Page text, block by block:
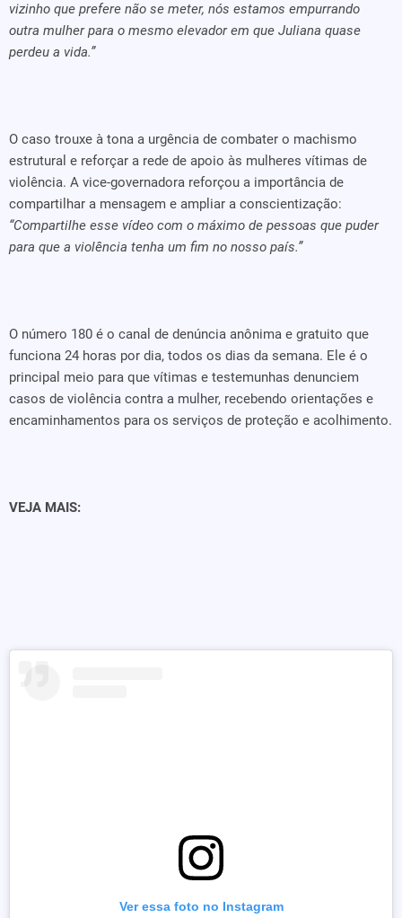
vizinho que prefere não se meter, nós estamos empurrando
outra mulher para o mesmo elevador em que Juliana quase
perdeu a vida.”
O caso trouxe à tona a urgência de combater o machismo
estrutural e reforçar a rede de apoio às mulheres vítimas de
violência. A vice-governadora reforçou a importância de
compartilhar a mensagem e ampliar a conscientização:
“Compartilhe esse vídeo com o máximo de pessoas que puder
para que a violência tenha um fim no nosso país.”
O número 180 é o canal de denúncia anônima e gratuito que
funciona 24 horas por dia, todos os dias da semana. Ele é o
principal meio para que vítimas e testemunhas denunciem
casos de violência contra a mulher, recebendo orientações e
encaminhamentos para os serviços de proteção e acolhimento.
VEJA MAIS:
Ver essa foto no Instagram